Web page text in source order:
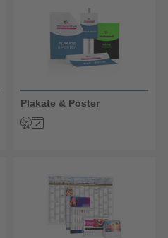
Plakate & Poster